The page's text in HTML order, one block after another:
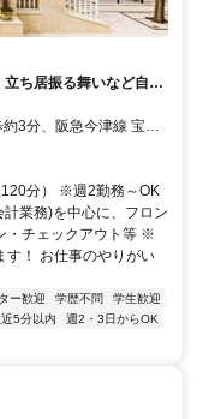
ち居振る舞いなど自分
3分、阪急今津線 宝塚
〕 宝塚出口1(阪急)徒
より徒歩約7分
分） ※週2勤務～OK
業務)を中心に、フロン
・チェックアウト等 ※
す！ お仕事のやりがい
ー歓迎 学歴不問
学生歓迎
5分以内
週2・3日からOK